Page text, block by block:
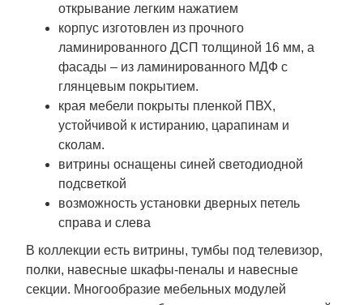
открывание легким нажатием
корпус изготовлен из прочного
ламинированного ДСП толщиной 16 мм, а
фасады – из ламинированного МДФ с
глянцевым покрытием.
края мебели покрыты пленкой ПВХ,
устойчивой к истиранию, царапинам и
сколам.
витрины оснащены синей светодиодной
подсветкой
возможность установки дверных петель
справа и слева
В коллекции есть витрины, тумбы под телевизор,
полки, навесные шкафы-пеналы и навесные
секции. Многообразие мебельных модулей